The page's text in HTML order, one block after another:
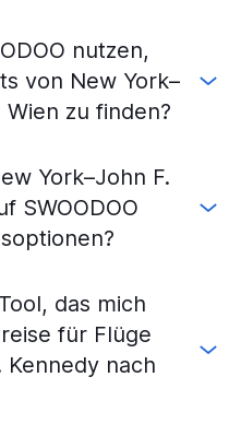
nutzen,
von New York–
zu finden?
York–John F.
SWOODOO
das mich
für Flüge
Kennedy nach